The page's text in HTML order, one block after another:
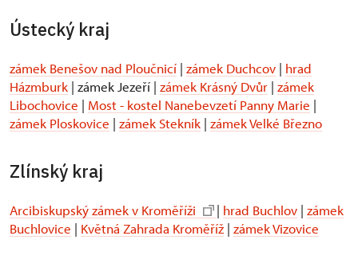
Ústecký kraj
zámek Benešov nad Ploučnicí | zámek Duchcov | hrad
Házmburk | zámek Jezeří | zámek Krásný Dvůr | zámek
Libochovice | Most - kostel Nanebevzetí Panny Marie |
zámek Ploskovice | zámek Stekník | zámek Velké Březno
Zlínský kraj
Arcibiskupský zámek v Kroměříži | hrad Buchlov | zámek
Buchlovice | Květná Zahrada Kroměříž | zámek Vizovice